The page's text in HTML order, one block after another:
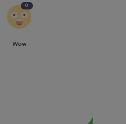
0
Wow